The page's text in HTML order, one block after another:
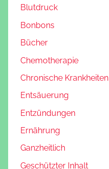
Blutdruck
Bonbons
Bücher
Chemotherapie
Chronische Krankheiten
Entsäuerung
Entzündungen
Ernährung
Ganzheitlich
Geschützter Inhalt